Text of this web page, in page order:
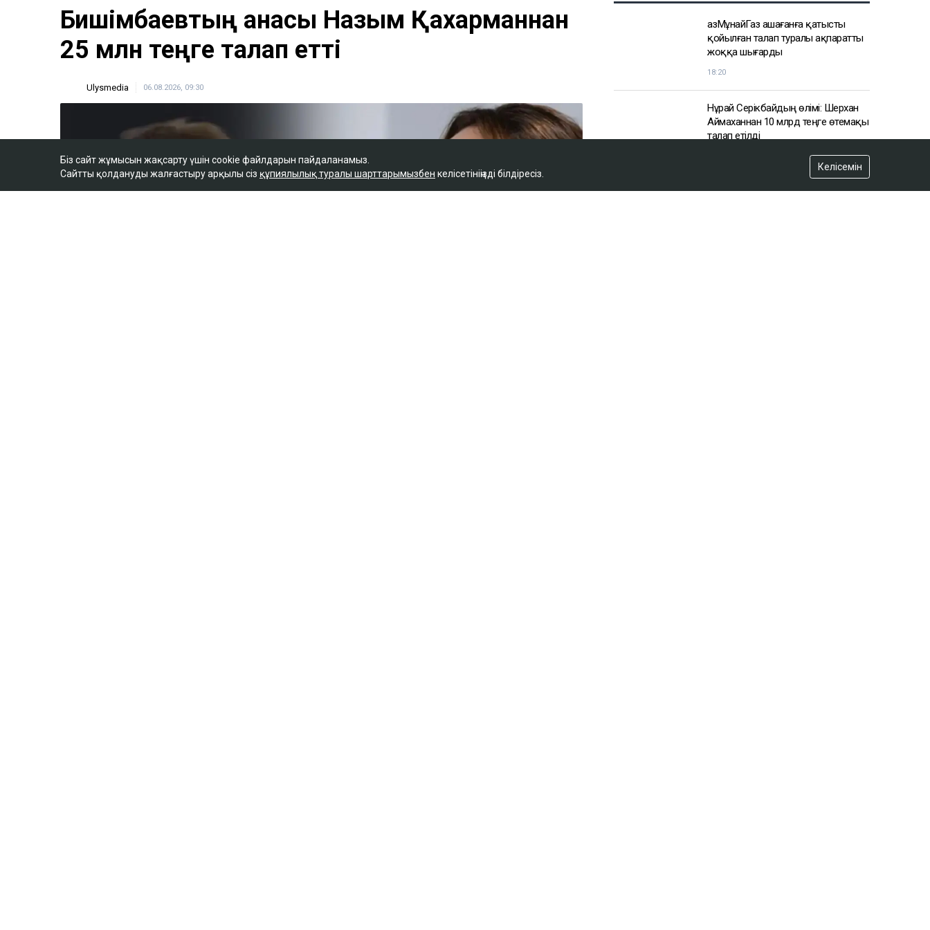
Бишімбаевтың анасы Назым Қахарманнан
25 млн теңге талап етті
Ulysmedia 06.08.2026, 09:30
ҚазМұнайГаз Қашағанға қатысты
қойылған талап туралы ақпаратты
жоққа шығарды
18:20
Нұрай Серікбайдың өлімі: Шерхан
Аймаханнан 10 млрд теңге өтемақы
талап етілді
Сатыбалдының ұлына тиесілі
Біз сайт жұмысын жақсарту үшін cookie файлдарын пайдаланамыз.
Сайтты қолдануды жалғастыру арқылы сіз құпиялылық туралы шарттарымызбен келісетініңізді білдіресіз.
Келісемін